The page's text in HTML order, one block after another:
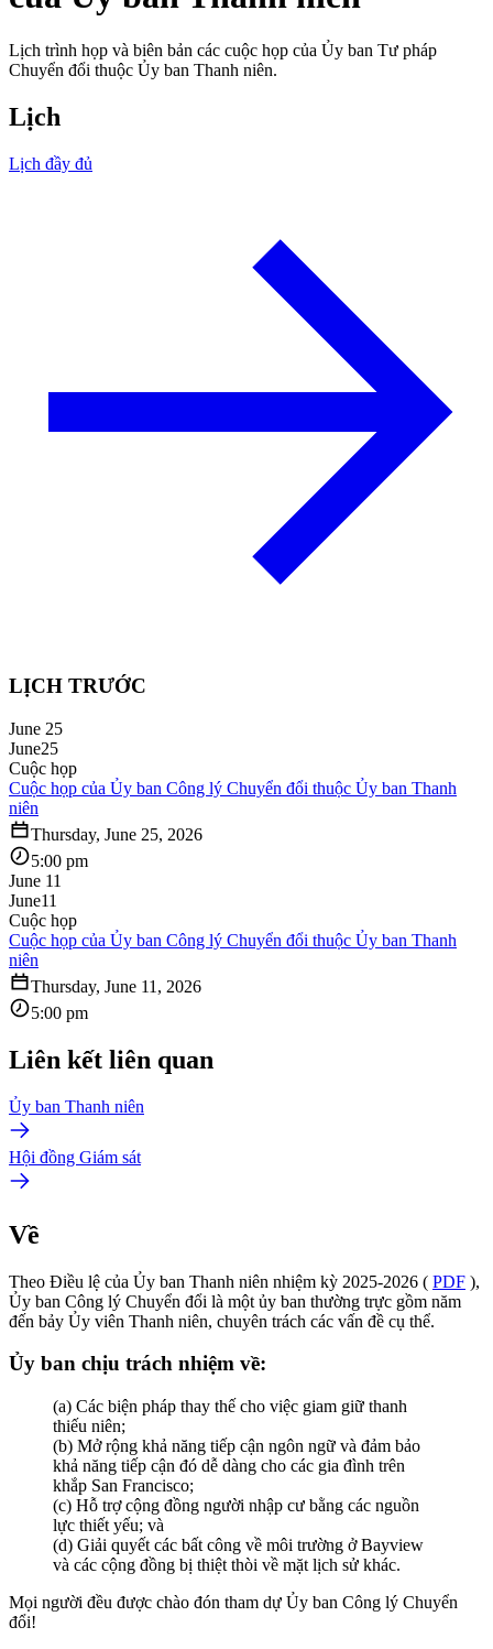
Lịch trình họp và biên bản các cuộc họp của Ủy ban Tư pháp
Chuyển đổi thuộc Ủy ban Thanh niên.
Lịch
Lịch đầy đủ
LỊCH TRƯỚC
June 25
June25
Cuộc họp
Cuộc họp của Ủy ban Công lý Chuyển đổi thuộc Ủy ban Thanh
niên
Thursday, June 25, 2026
5:00 pm
June 11
June11
Cuộc họp
Cuộc họp của Ủy ban Công lý Chuyển đổi thuộc Ủy ban Thanh
niên
Thursday, June 11, 2026
5:00 pm
Liên kết liên quan
Ủy ban Thanh niên
Hội đồng Giám sát
Về
Theo Điều lệ của Ủy ban Thanh niên nhiệm kỳ 2025-2026 ( PDF ),
Ủy ban Công lý Chuyển đổi là một ủy ban thường trực gồm năm
đến bảy Ủy viên Thanh niên, chuyên trách các vấn đề cụ thể.
Ủy ban chịu trách nhiệm về:
(a) Các biện pháp thay thế cho việc giam giữ thanh
thiếu niên;
(b) Mở rộng khả năng tiếp cận ngôn ngữ và đảm bảo
khả năng tiếp cận đó dễ dàng cho các gia đình trên
khắp San Francisco;
(c) Hỗ trợ cộng đồng người nhập cư bằng các nguồn
lực thiết yếu; và
(d) Giải quyết các bất công về môi trường ở Bayview
và các cộng đồng bị thiệt thòi về mặt lịch sử khác.
Mọi người đều được chào đón tham dự Ủy ban Công lý Chuyển
đổi!